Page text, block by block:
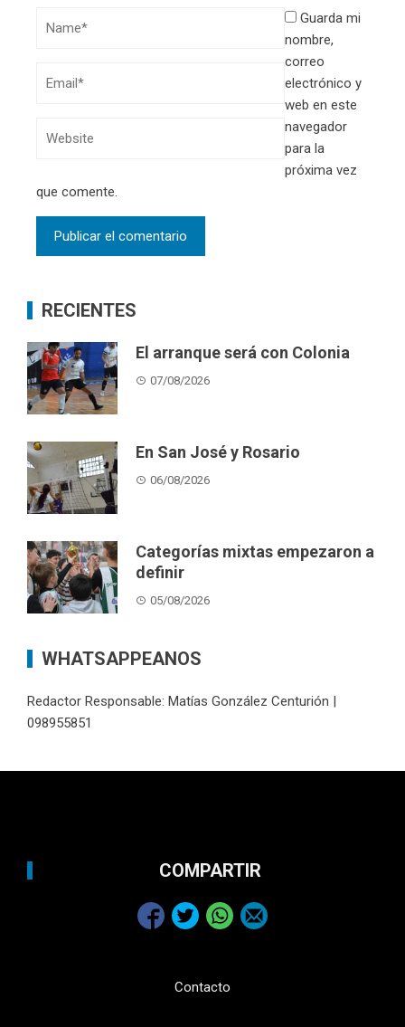
Guarda mi
nombre,
correo
electrónico y
web en este
navegador
para la
próxima vez
que comente.
RECIENTES
El arranque será con Colonia
07/08/2026
En San José y Rosario
06/08/2026
Categorías mixtas empezaron a
definir
05/08/2026
WHATSAPPEANOS
Redactor Responsable: Matías González Centurión |
098955851
COMPARTIR
Contacto